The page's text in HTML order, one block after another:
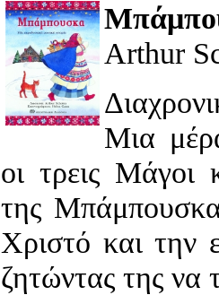
Arthur
Μια
οι τρεις Μάγοι
της
Χριστό και την
ζητώντας της να